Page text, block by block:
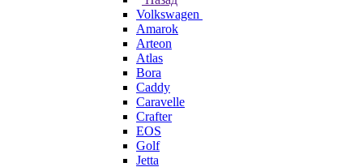
Volkswagen
Amarok
Arteon
Atlas
Bora
Caddy
Caravelle
Crafter
EOS
Golf
Jetta